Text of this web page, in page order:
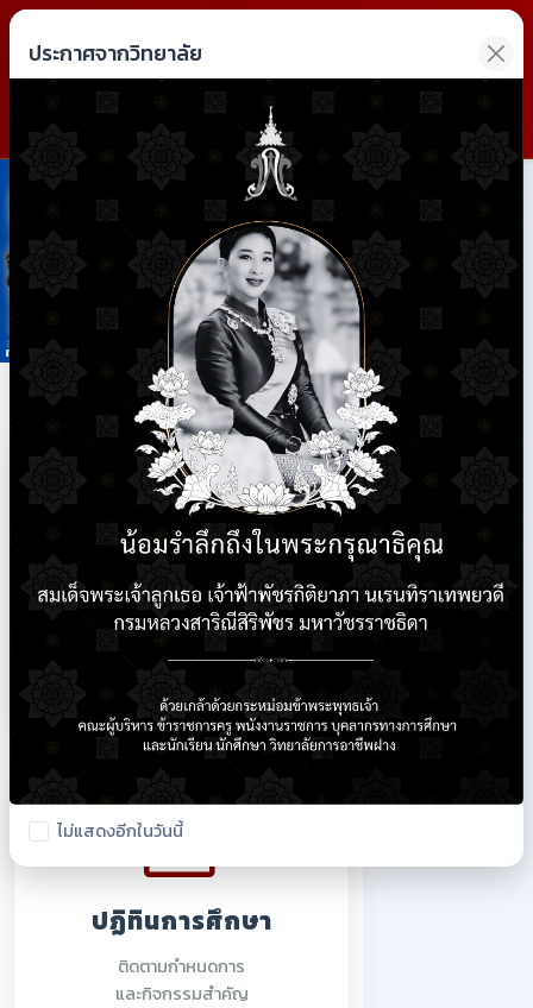
วิทยาลัยการอาชีพฝาง
Fang Industrial and Community Education College
Next
ใบรายชื่อนักเรียน
ตรวจสอบรายชื่อนักศึกษา
ปีการศึกษา 2569
ปฏิทินการศึกษา
ติดตามกำหนดการ
และกิจกรรมสำคัญ
ประกาศจากวิทยาลัย
ไม่แสดงอีกในวันนี้